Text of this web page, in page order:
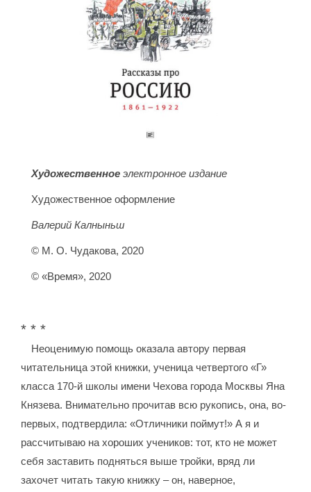
Художественноеэлектронное издание
Художественное оформление
Валерий Калныньш
© М. О. Чудакова, 2020
© «Время», 2020
* * *
Неоценимую помощь оказала автору первая
читательница этой книжки, ученица четвертого «Г»
класса 170-й школы имени Чехова города Москвы Яна
Князева. Внимательно прочитав всю рукопись, она, во-
первых, подтвердила: «Отличники поймут!» А я и
рассчитываю на хороших учеников: тот, кто не может
себя заставить подняться выше тройки, вряд ли
захочет читать такую книжку – он, наверное,